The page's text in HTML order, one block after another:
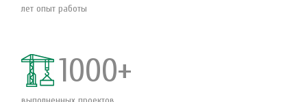
лет опыт работы
1000+